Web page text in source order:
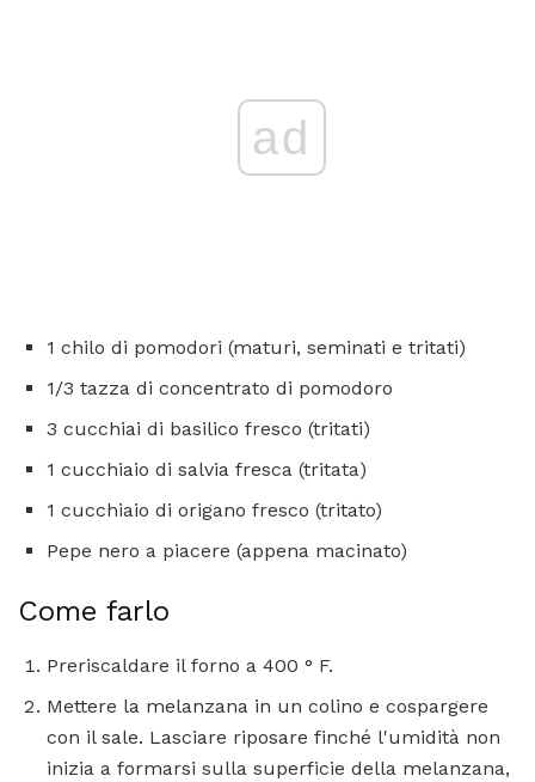
ad
1 chilo di pomodori (maturi, seminati e tritati)
1/3 tazza di concentrato di pomodoro
3 cucchiai di basilico fresco (tritati)
1 cucchiaio di salvia fresca (tritata)
1 cucchiaio di origano fresco (tritato)
Pepe nero a piacere (appena macinato)
Come farlo
Preriscaldare il forno a 400 ° F.
Mettere la melanzana in un colino e cospargere
con il sale. Lasciare riposare finché l'umidità non
inizia a formarsi sulla superficie della melanzana,